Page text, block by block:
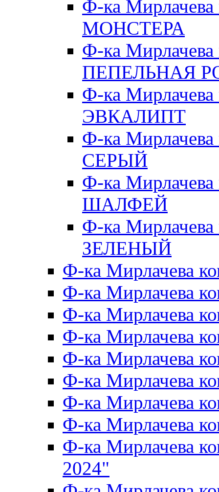
Ф-ка
МОНСТЕРА
Ф-ка
ПЕПЕЛЬНАЯ
Ф-ка
ЭВКАЛИПТ
Ф-ка
СЕРЫЙ
Ф-ка
ШАЛФЕЙ
Ф-ка
ЗЕЛЕНЫЙ
Ф-ка Мирлачева
Ф-ка Мирлачева
Ф-ка Мирлачева
Ф-ка Мирлачева
Ф-ка Мирлачева
Ф-ка Мирлачева
Ф-ка Мирлачева
Ф-ка Мирлачева
Ф-ка Мирлачева
2024"